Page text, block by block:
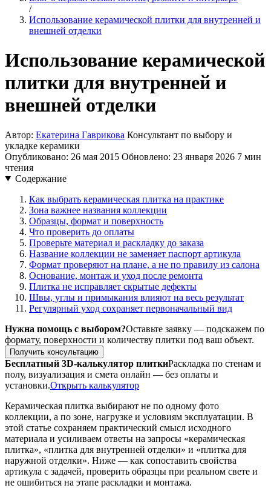
/
Использование керамической плитки для внутренней и
внешней отделки
Использование керамической
плитки для внутренней и
внешней отделки
Автор: Екатерина Гаврикова Консультант по выбору и
укладке керамики
Опубликовано: 26 мая 2015 Обновлено: 23 января 2026 7 мин
чтения
Содержание
Как выбрать керамическая плитка на практике
Зона важнее названия коллекции
Образцы, формат и поверхность
Что проверить до оплаты
Проверьте материал и раскладку до заказа
Название коллекции не заменяет паспорт артикула
Формат проверяют на плане, а не по правилу из салона
Основание, монтаж и уход после ремонта
Плитка не исправляет скрытые дефекты
Швы, углы и примыкания влияют на весь результат
Регулярный уход сохраняет первоначальный вид
Нужна помощь с выбором?Оставьте заявку — подскажем по
формату, поверхности и количеству плитки под ваш объект.
Получить консультацию
Бесплатный 3D-калькулятор плиткиРаскладка по стенам и
полу, визуализация и смета онлайн — без оплаты и
установки.Открыть калькулятор
Керамическая плитка выбирают не по одному фото
коллекции, а по зоне, нагрузке и условиям эксплуатации. В
этой статье сохраняем практический смысл исходного
материала и усиливаем ответы на запросы «керамическая
плитка», «плитка для внутренней отделки» и «плитка для
наружной отделки». Ниже — как сопоставить свойства
артикула с задачей, проверить образцы при реальном свете и
не ошибиться на этапе раскладки и монтажа.